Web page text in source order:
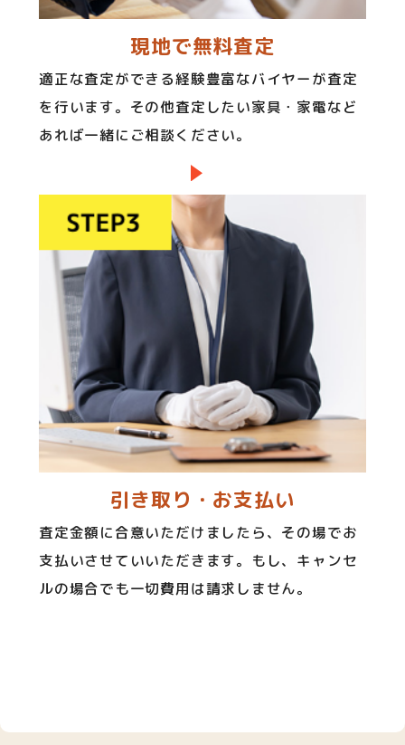
現地で無料査定
適正な査定ができる経験豊富なバイヤーが査定
を行います。その他査定したい家具・家電など
あれば一緒にご相談ください。
引き取り・お支払い
査定金額に合意いただけましたら、その場でお
支払いさせていいただきます。もし、キャンセ
ルの場合でも一切費用は請求しません。